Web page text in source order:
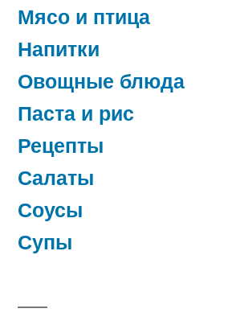
Мясо и птица
Напитки
Овощные блюда
Паста и рис
Рецепты
Салаты
Соусы
Супы